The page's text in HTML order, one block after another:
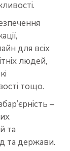
для всіх
людей,
тощо.
–
та
та держави.